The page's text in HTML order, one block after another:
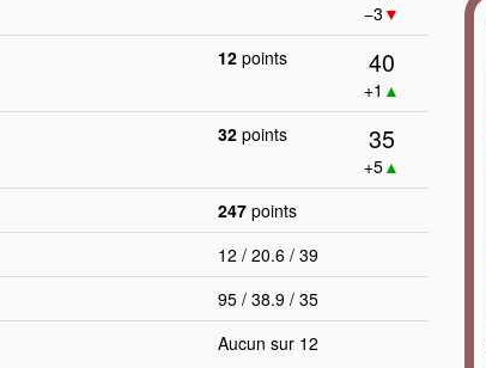
−3 ▼
12 points 40
+1 ▲
32 points 35
+5▲
247 points
12 / 20.6 / 39
95 / 38.9 / 35
Aucun sur 12